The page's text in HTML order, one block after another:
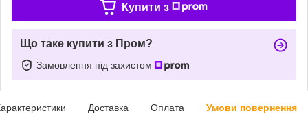
Купити з
Що таке купити з Пром?
Замовлення під захистом
Доставка Оплата Умови повернення